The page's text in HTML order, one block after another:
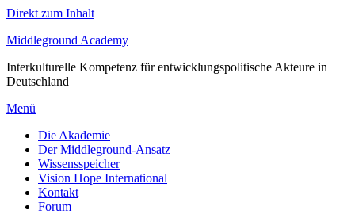
Direkt zum Inhalt
Middleground Academy
Interkulturelle Kompetenz für entwicklungspolitische Akteure in
Deutschland
Menü
Die Akademie
Der Middleground-Ansatz
Wissensspeicher
Vision Hope International
Kontakt
Forum